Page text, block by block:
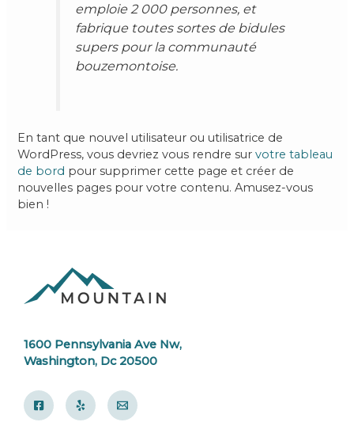
emploie 2 000 personnes, et
fabrique toutes sortes de bidules
supers pour la communauté
bouzemontoise.
En tant que nouvel utilisateur ou utilisatrice de
WordPress, vous devriez vous rendre survotre tableau
de bord pour supprimer cette page et créer de
nouvelles pages pour votre contenu. Amusez-vous
bien !
1600 Pennsylvania Ave Nw,
Washington, Dc 20500